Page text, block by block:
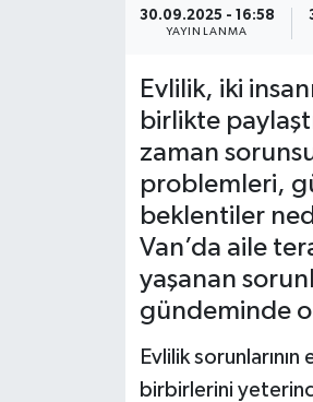
30.09.2025 - 16:58
YAYINLANMA
Evlilik, iki
birlikte
zaman
problemleri,
beklentiler
Van’da aile
yaşanan
gündeminde
Evlilik
birbirlerini
Bilim & Teknoloji
Son Dakika Haberleri
Haber Arşivi